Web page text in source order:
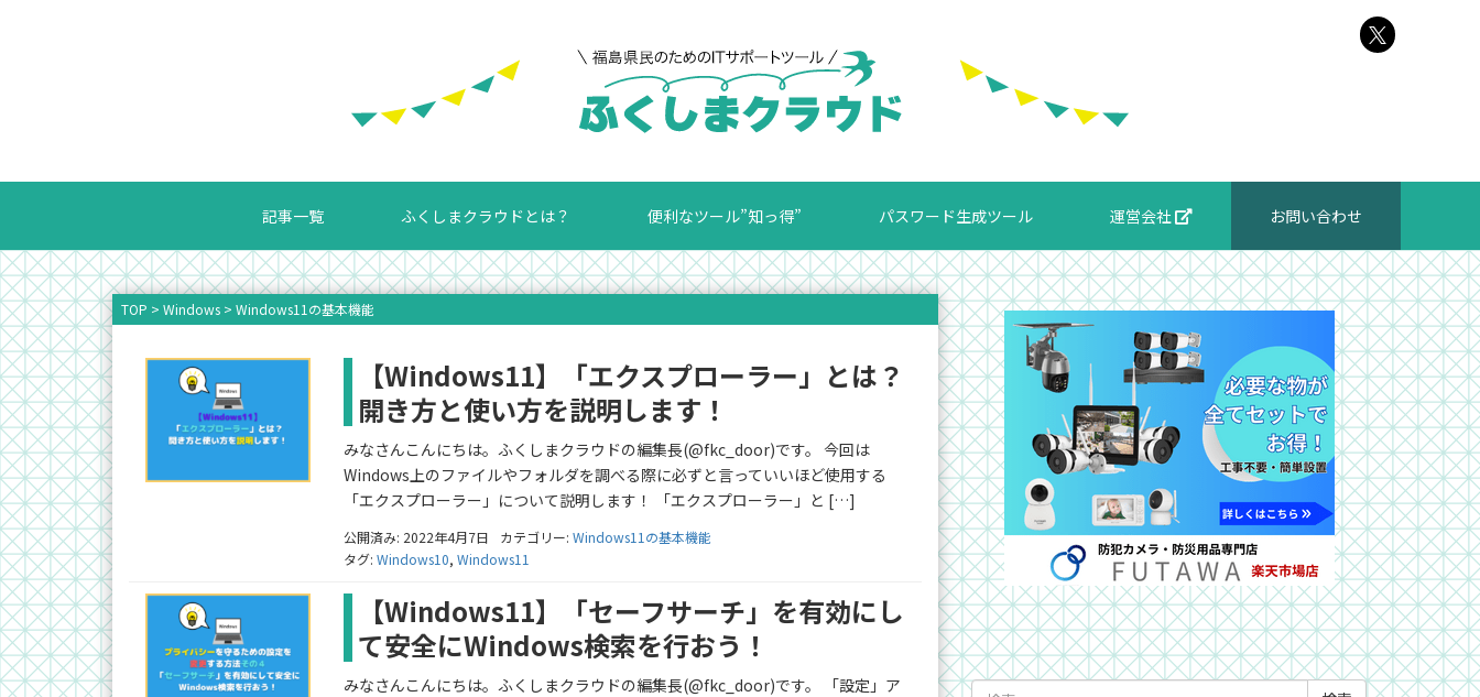
記事一覧 ふくしまクラウドとは？ 便利なツール”知っ得” パスワード生成ツール 運営会社 お問い合わせ
TOP > Windows > Windows11の基本機能
【Windows11】「エクスプローラー」とは？
開き方と使い方を説明します！
みなさんこんにちは。ふくしまクラウドの編集長(@fkc_door)です。 今回は
Windows上のファイルやフォルダを調べる際に必ずと言っていいほど使用する
「エクスプローラー」について説明します！ 「エクスプローラー」と […]
公開済み: 2022年4月7日 カテゴリー: Windows11の基本機能
タグ: Windows10, Windows11
【Windows11】「セーフサーチ」を有効にし
て安全にWindows検索を行おう！
みなさんこんにちは。ふくしまクラウドの編集長(@fkc_door)です。 「設定」ア